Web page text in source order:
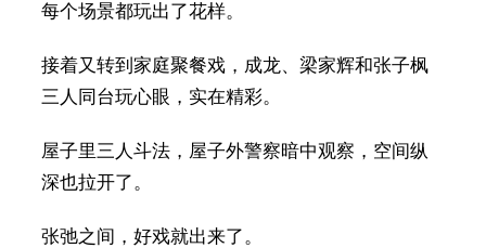
每个场景都玩出了花样。
接着又转到家庭聚餐戏，成龙、梁家辉和张子枫
三人同台玩心眼，实在精彩。
屋子里三人斗法，屋子外警察暗中观察，空间纵
深也拉开了。
张弛之间，好戏就出来了。